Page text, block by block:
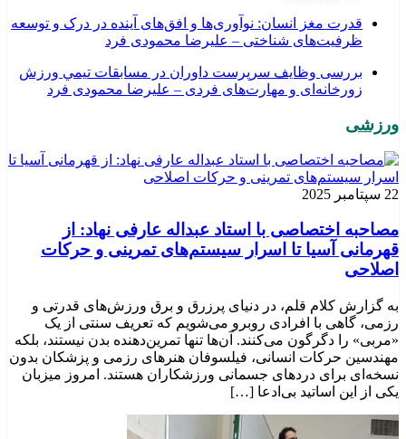
قدرت مغز انسان: نوآوری‌ها و افق‌های آینده در درک و توسعه
ظرفیت‌های شناختی – علیرضا محمودی فرد
بررسی وظايف سرپرست داوران در مسابقات تیمي ورزش
زورخانه‌ای و مهارت‌های فردی – علیرضا محمودی فرد
ورزشی
22 سپتامبر 2025
مصاحبه اختصاصی با استاد عبداله عارفی نهاد: از
قهرمانی آسیا تا اسرار سیستم‌های تمرینی و حرکات
اصلاحی
به گزارش کلام قلم، در دنیای پرزرق و برق ورزش‌های قدرتی و
رزمی، گاهی با افرادی روبرو می‌شویم که تعریف سنتی از یک
«مربی» را دگرگون می‌کنند. آن‌ها تنها تمرین‌دهنده بدن نیستند، بلکه
مهندسین حرکات انسانی، فیلسوفان هنرهای رزمی و پزشکان بدون
نسخه‌ای برای دردهای جسمانی ورزشکاران هستند. امروز میزبان
یکی از این اساتید بی‌ادعا […]